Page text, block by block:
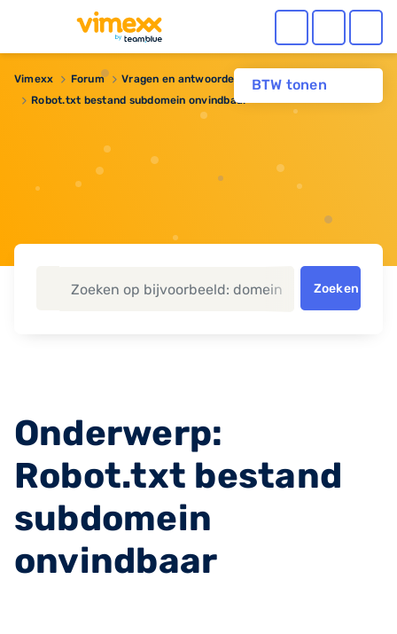
BTW tonen
Vimexx Forum
Vragen en antwoorden
Robot.txt bestand subdomein onvindbaar
Zoeken
Onderwerp:
Robot.txt bestand
subdomein
onvindbaar